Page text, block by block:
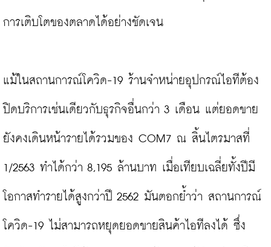
การเติบโตของตลาดได้อย่างชัดเจน
แม้ในสถานการณ์โควิด-19 ร้านจำหน่ายอุปกรณ์ไอทีต้อง
ปิดบริการเช่นเดียวกับธุรกิจอื่นกว่า 3 เดือน แต่ยอดขาย
ยังคงเดินหน้ารายได้รวมของ COM7 ณ สิ้นไตรมาสที่
1/2563 ทำได้กว่า 8,195 ล้านบาท เมื่อเทียบเฉลี่ยทั้งปีมี
โอกาสทำรายได้สูงกว่าปี 2562 มันตอกย้ำว่า สถานการณ์
โควิด-19 ไม่สามารถหยุดยอดขายสินค้าไอทีลงได้ ซึ่ง